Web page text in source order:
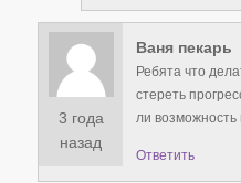
3 года
назад
Ваня пекарь
Ребята что
стереть
ли
Ответить